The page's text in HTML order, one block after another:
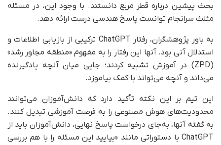
بحث پیشین درباره قطر مربع دانستند. با وجود این، در مسئله‌
مثلث سرانجام توانست پاسخ هندسی درست ارائه دهد.
به باور پژوهشگران، رفتار ChatGPT ترکیبی از بازیابی اطلاعات و
استدلال آنی بود. آنها این رفتار را به مفهوم «منطقه‌ مجاور رشد»
(ZPD) در آموزش تشبیه کردند؛ جایی میان آنچه یادگیرنده
می‌داند و آنچه می‌تواند با کمک بیاموزد.
این تیم بر این نکته تأکید دارد که دانش‌آموزان می‌توانند
محدودیت‌های هوش مصنوعی را به فرصت آموزشی تبدیل کنند.
به گفته‌ آنها، به‌جای درخواست پاسخ نهایی، دانش‌آموزان باید از
ChatGPT با دستوراتی مانند «بیایید این مسئله را با هم بررسی